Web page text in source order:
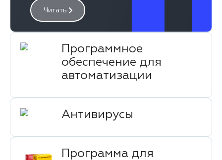
Читать
Программное
обеспечение для
автоматизации
Антивирусы
Программа для